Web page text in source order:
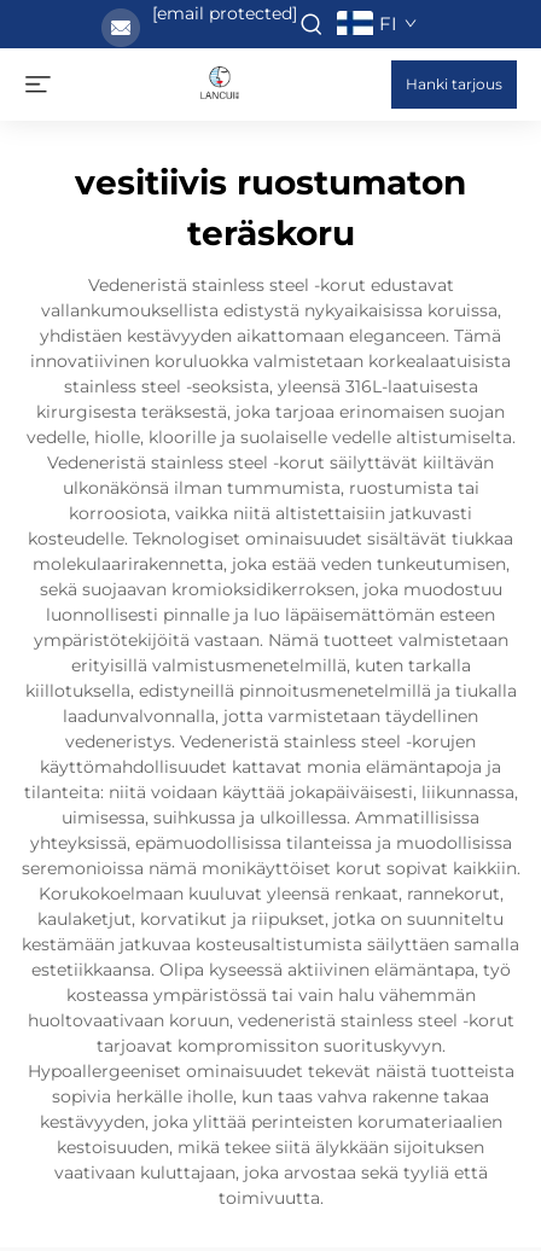
[email protected] FI
Hanki tarjous
vesitiivis ruostumaton
teräskoru
Vedeneristä stainless steel -korut edustavat
vallankumouksellista edistystä nykyaikaisissa koruissa,
yhdistäen kestävyyden aikattomaan eleganceen. Tämä
innovatiivinen koruluokka valmistetaan korkealaatuisista
stainless steel -seoksista, yleensä 316L-laatuisesta
kirurgisesta teräksestä, joka tarjoaa erinomaisen suojan
vedelle, hiolle, kloorille ja suolaiselle vedelle altistumiselta.
Vedeneristä stainless steel -korut säilyttävät kiiltävän
ulkonäkönsä ilman tummumista, ruostumista tai
korroosiota, vaikka niitä altistettaisiin jatkuvasti
kosteudelle. Teknologiset ominaisuudet sisältävät tiukkaa
molekulaarirakennetta, joka estää veden tunkeutumisen,
sekä suojaavan kromioksidikerroksen, joka muodostuu
luonnollisesti pinnalle ja luo läpäisemättömän esteen
ympäristötekijöitä vastaan. Nämä tuotteet valmistetaan
erityisillä valmistusmenetelmillä, kuten tarkalla
kiillotuksella, edistyneillä pinnoitusmenetelmillä ja tiukalla
laadunvalvonnalla, jotta varmistetaan täydellinen
vedeneristys. Vedeneristä stainless steel -korujen
käyttömahdollisuudet kattavat monia elämäntapoja ja
tilanteita: niitä voidaan käyttää jokapäiväisesti, liikunnassa,
uimisessa, suihkussa ja ulkoillessa. Ammatillisissa
yhteyksissä, epämuodollisissa tilanteissa ja muodollisissa
seremonioissa nämä monikäyttöiset korut sopivat kaikkiin.
Korukokoelmaan kuuluvat yleensä renkaat, rannekorut,
kaulaketjut, korvatikut ja riipukset, jotka on suunniteltu
kestämään jatkuvaa kosteusaltistumista säilyttäen samalla
estetiikkaansa. Olipa kyseessä aktiivinen elämäntapa, työ
kosteassa ympäristössä tai vain halu vähemmän
huoltovaativaan koruun, vedeneristä stainless steel -korut
tarjoavat kompromissiton suorituskyvyn.
Hypoallergeeniset ominaisuudet tekevät näistä tuotteista
sopivia herkälle iholle, kun taas vahva rakenne takaa
kestävyyden, joka ylittää perinteisten korumateriaalien
kestoisuuden, mikä tekee siitä älykkään sijoituksen
vaativaan kuluttajaan, joka arvostaa sekä tyyliä että
toimivuutta.